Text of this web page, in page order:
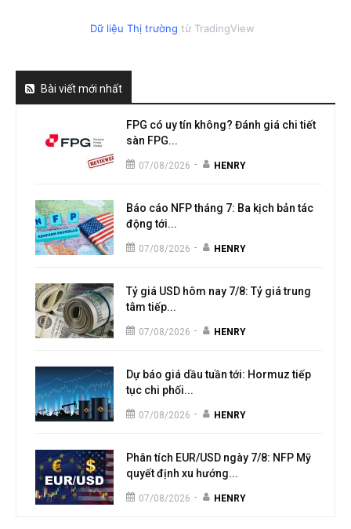
Dữ liệu Thị trường từ TradingView
Bài viết mới nhất
FPG có uy tín không? Đánh giá chi tiết
sàn FPG...
07/08/2026 - HENRY
Báo cáo NFP tháng 7: Ba kịch bản tác
động tới...
07/08/2026 - HENRY
Tỷ giá USD hôm nay 7/8: Tỷ giá trung
tâm tiếp...
07/08/2026 - HENRY
Dự báo giá dầu tuần tới: Hormuz tiếp
tục chi phối...
07/08/2026 - HENRY
Phân tích EUR/USD ngày 7/8: NFP Mỹ
quyết định xu hướng...
07/08/2026 - HENRY